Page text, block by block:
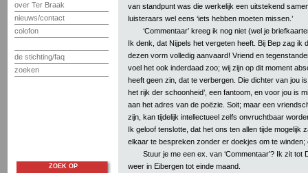
over Ter Braak
nieuws/contact
colofon
de stichting/faq
zoeken
van standpunt was die werkelijk een uitstekend
luisteraars wel eens ‘iets hebben moeten missen.’
‘Commentaar’ kreeg ik nog niet (wel je
Ik denk, dat Nijpels het vergeten heeft. Bij Bep zag ik
dezen vorm volledig aanvaard! Vriend en
voel het ook inderdaad zoo; wij zijn op dit moment
heeft geen zin, dat te verbergen. Die dichter van jou
het rijk der schoonheid’, een fantoom, en voor jou is
aan het adres van de poëzie. Soit; maar een
zijn, kan tijdelijk intellectueel zelfs onvruchtbaar
Ik geloof tenslotte, dat het ons ten allen tijde mogelijk
elkaar te bespreken zonder er doekjes om te winden;
Stuur je me een ex. van ‘Commentaar’? Ik zit tot
weer in Eibergen tot einde maand.
ZOEK OP